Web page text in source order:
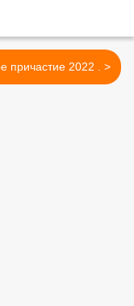
Святое причастие 2022 . >